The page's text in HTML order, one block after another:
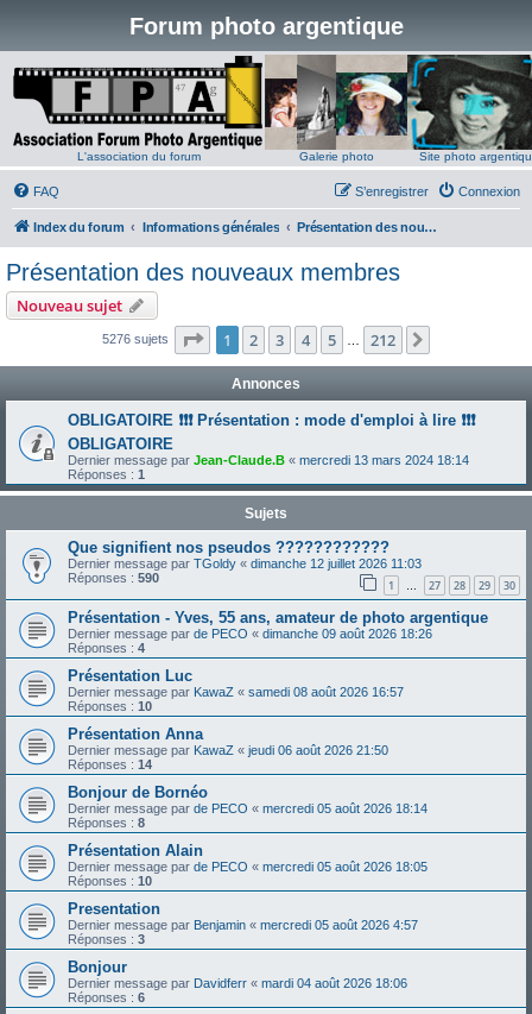
Forum photo argentique
L'association du forum Galerie photo Site photo
FAQ Connexion
S’enregistrer
Index du forum Informations générales Présentation des nouveaux membres
Présentation des nouveaux membres
Nouveau sujet
5276 sujets Page 1sur212
1 2 3 4 5 212
Annonces
OBLIGATOIRE ❗❗❗ Présentation : mode d'emploi à lire ❗❗❗
OBLIGATOIRE
Dernier message par Jean-Claude.B « mercredi 13 mars 2024 18:14
Réponses : 1
Sujets
Que signifient nos pseudos ????????????
Dernier message par TGoldy « dimanche 12 juillet 2026 11:03
Réponses : 590 1 … 27 28 29 30
Présentation - Yves, 55 ans, amateur de photo argentique
Dernier message par de PECO « dimanche 09 août 2026 18:26
Réponses : 4
Présentation Luc
Dernier message par KawaZ « samedi 08 août 2026 16:57
Réponses : 10
Présentation Anna
Dernier message par KawaZ « jeudi 06 août 2026 21:50
Réponses : 14
Bonjour de Bornéo
Dernier message par de PECO « mercredi 05 août 2026 18:14
Réponses : 8
Présentation Alain
Dernier message par de PECO « mercredi 05 août 2026 18:05
Réponses : 10
Presentation
Dernier message par Benjamin « mercredi 05 août 2026 4:57
Réponses : 3
Bonjour
Dernier message par Davidferr « mardi 04 août 2026 18:06
Réponses : 6